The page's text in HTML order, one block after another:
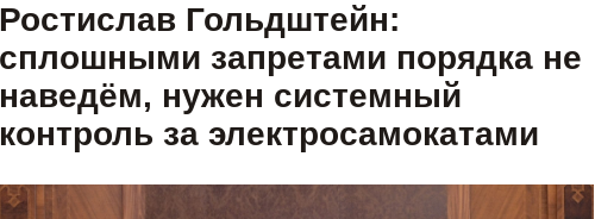
Ростислав Гольдштейн:
сплошными запретами порядка не
наведём, нужен системный
контроль за электросамокатами